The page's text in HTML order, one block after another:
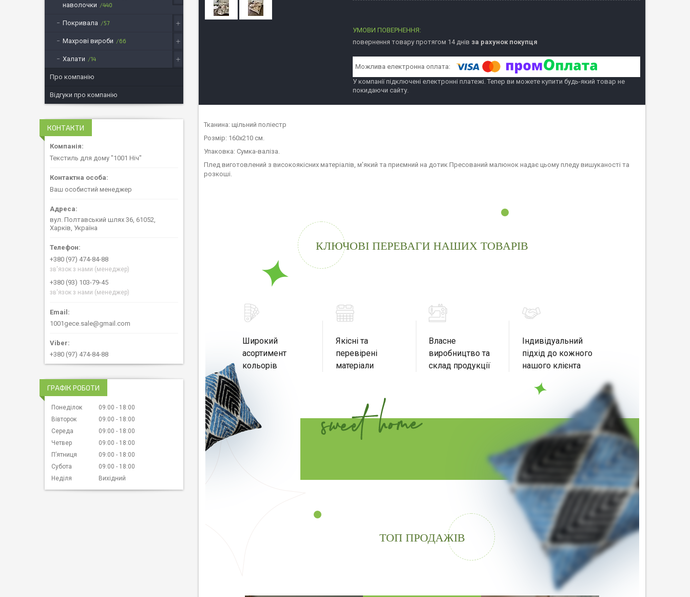
повернення товару протягом 14 днів за рахунок покупця
У компанії підключені електронні платежі. Тепер ви можете купити будь-який товар не
покидаючи сайту.
Тканина: щільний поліестр
Розмір: 160х210 см.
Упаковка: Сумка-валіза.
Плед виготовлений з високоякісних матеріалів, м'який та приємний на дотик Пресований малюнок надає цьому пледу вишуканості та
розкоші.
КЛЮЧОВІ ПЕРЕВАГИ НАШИХ ТОВАРІВ
Широкий
асортимент
кольорів
Якісні та
перевірені
матеріали
Власне
виробництво та
склад продукції
Індивідуальний
підхід до кожного
нашого клієнта
ТОП ПРОДАЖІВ
наволочки
440
Покривала 57
Махрові вироби 66
Халати 14
Про компанію
Відгуки про компанію
КОНТАКТИ
Текстиль для дому "1001 Ніч"
Ваш особистий менеджер
вул. Полтавський шлях 36, 61052,
Харків, Україна
+380 (97) 474-84-88
зв'язок з нами (менеджер)
+380 (93) 103-79-45
зв'язок з нами (менеджер)
1001gece.sale@gmail.com
+380 (97) 474-84-88
ГРАФІК РОБОТИ
Понеділок 09:00
18:00
Вівторок
09:00
18:00
Середа
09:00
18:00
Четвер
09:00
18:00
Пʼятниця
09:00
18:00
Субота
09:00
18:00
Неділя
Вихідний